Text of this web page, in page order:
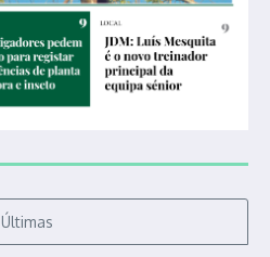
Últimas